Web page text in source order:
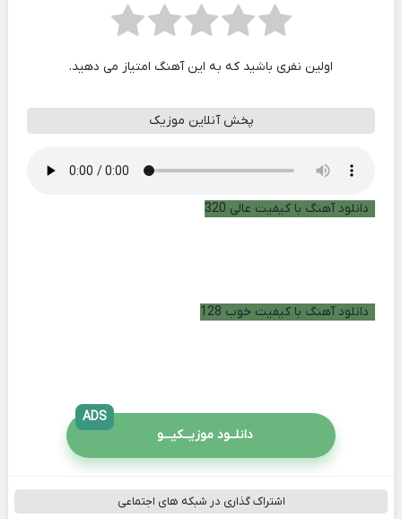
اولین نفری باشید که به این آهنگ امتیاز می دهید.
پخش آنلاین موزیک
دانلود آهنگ با کیفیت عالی 320
دانلود آهنگ با کیفیت خوب 128
دانلــود موزیــکیـــو
ADS
اشتراک گذاری در شبکه های اجتماعی